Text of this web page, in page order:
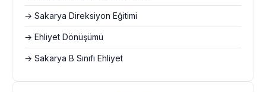
→ Sakarya Direksiyon Eğitimi
→ Ehliyet Dönüşümü
→ Sakarya B Sınıfı Ehliyet